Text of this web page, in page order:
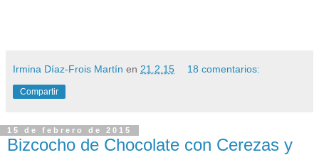
Irmina Díaz-Frois Martín en 21.2.15 18 comentarios:
Compartir
15 de febrero de 2015
Bizcocho de Chocolate con Cerezas y